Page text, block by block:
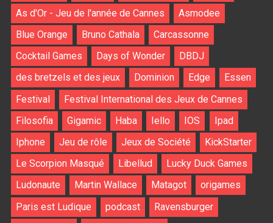
As d'Or - Jeu de l'année de Cannes
Asmodee
Blue Orange
Bruno Cathala
Carcassonne
Cocktail Games
Days of Wonder
DBDJ
des bretzels et des jeux
Dominion Edge
Essen
Festival
Festival International des Jeux de Cannes
Filosofia
Gigamic Haba Iello IOS
Ipad
Iphone
Jeu de rôle Jeux de Société
KickStarter
Le Scorpion Masqué
Libellud
Lucky Duck Games
Ludonaute
Martin Wallace Matagot
origames
Paris est Ludique
podcast
Ravensburger